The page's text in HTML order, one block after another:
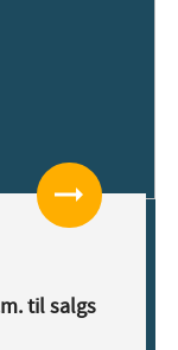
arrow_right_alt
til salgs